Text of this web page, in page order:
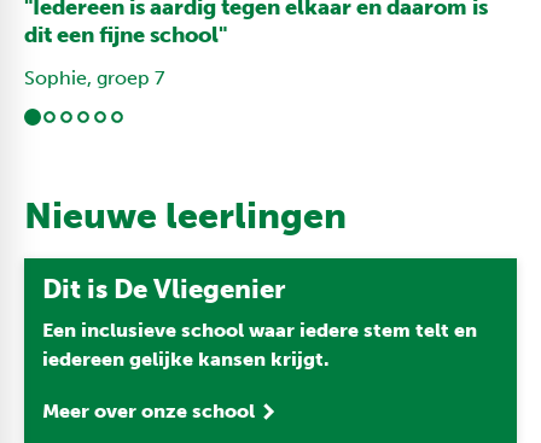
"Iedereen is aardig tegen elkaar en daarom is
dit een fijne school"
Sophie, groep 7
Nieuwe leerlingen
Dit is De Vliegenier
Een inclusieve school waar iedere stem telt en
iedereen gelijke kansen krijgt.
Meer over onze school